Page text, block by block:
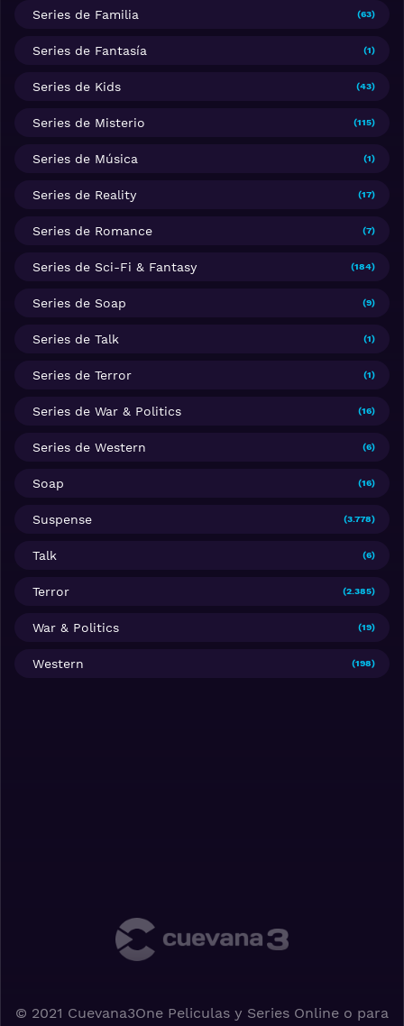
Series de Familia (63)
Series de Fantasía (1)
Series de Kids (43)
Series de Misterio (115)
Series de Música (1)
Series de Reality (17)
Series de Romance (7)
Series de Sci-Fi & Fantasy (184)
Series de Soap (9)
Series de Talk (1)
Series de Terror (1)
Series de War & Politics (16)
Series de Western (6)
Soap (16)
Suspense (3.778)
Talk (6)
Terror (2.385)
War & Politics (19)
Western (198)
© 2021 Cuevana3One Peliculas y Series Online o para